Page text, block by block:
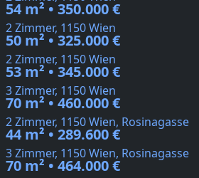
54 m² • 350.000 €
2 Zimmer, 1150 Wien
50 m² • 325.000 €
2 Zimmer, 1150 Wien
53 m² • 345.000 €
3 Zimmer, 1150 Wien
70 m² • 460.000 €
2 Zimmer, 1150 Wien, Rosinagasse
44 m² • 289.600 €
3 Zimmer, 1150 Wien, Rosinagasse
70 m² • 464.000 €